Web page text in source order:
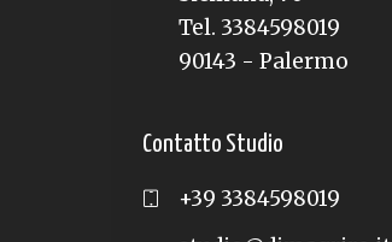
Tel. 3384598019
90143 - Palermo
Contatto Studio
+39 3384598019